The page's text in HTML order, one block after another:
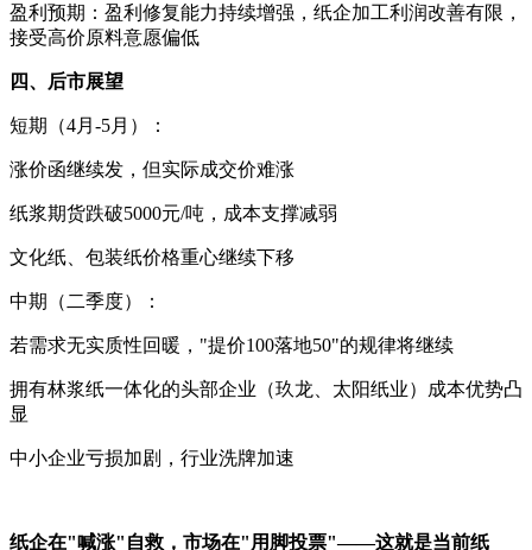
盈利预期：盈利修复能力持续增强，纸企加工利润改善有限，
接受高价原料意愿偏低
四、后市展望
短期（4月-5月）：
涨价函继续发，但实际成交价难涨
纸浆期货跌破5000元/吨，成本支撑减弱
文化纸、包装纸价格重心继续下移
中期（二季度）：
若需求无实质性回暖，"提价100落地50"的规律将继续
拥有林浆纸一体化的头部企业（玖龙、太阳纸业）成本优势凸
显
中小企业亏损加剧，行业洗牌加速
纸企在"喊涨"自救，市场在"用脚投票"——这就是当前纸